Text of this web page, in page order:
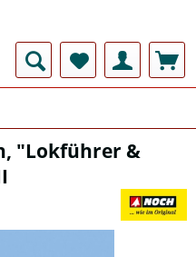
"Lokführer &